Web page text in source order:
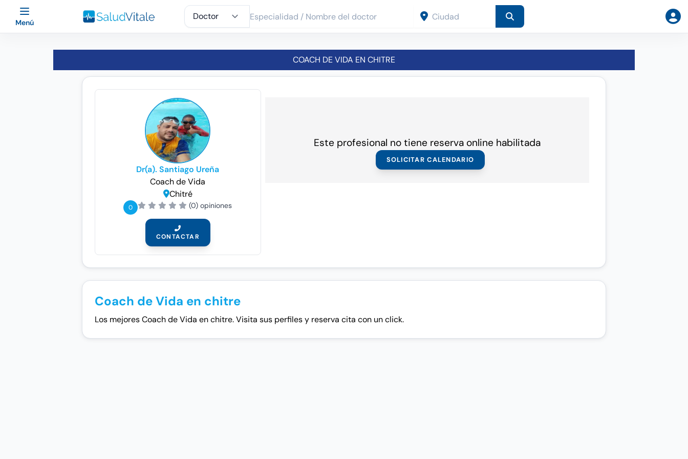
Menú
COACH DE VIDA EN CHITRE
Dr(a). Santiago Ureña
Coach de Vida
Chitré
0 (0) opiniones
CONTACTAR
Este profesional no tiene reserva online habilitada
SOLICITAR CALENDARIO
Coach de Vida en chitre
Los mejores Coach de Vida en chitre. Visita sus perfiles y reserva cita con un click.